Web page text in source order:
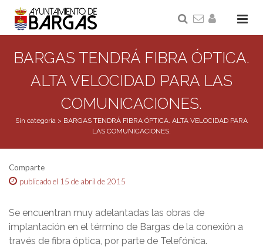
BARGAS TENDRÁ FIBRA ÓPTICA.
ALTA VELOCIDAD PARA LAS
COMUNICACIONES.
Sin categoría > BARGAS TENDRÁ FIBRA ÓPTICA. ALTA VELOCIDAD PARA
LAS COMUNICACIONES.
Comparte
publicado el 15 de abril de 2015
Se encuentran muy adelantadas las obras de
implantación en el término de Bargas de la conexión a
través de fibra óptica, por parte de Telefónica.